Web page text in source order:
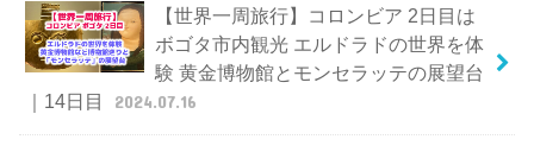
【世界一周旅行】コロンビア 2日目は
ボゴタ市内観光 エルドラドの世界を体
験 黄金博物館とモンセラッテの展望台
｜14日目
2024.07.16